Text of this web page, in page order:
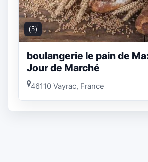
(5)
boulangerie le pain de
Jour de Marché
46110 Vayrac, France